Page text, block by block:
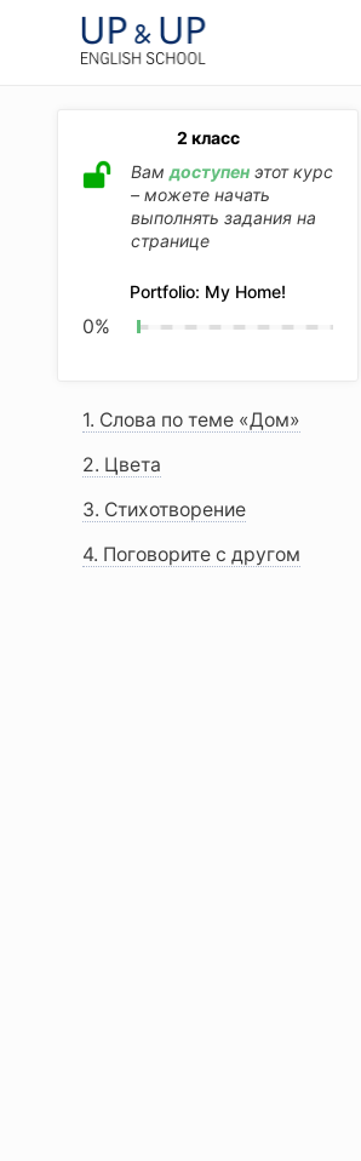
2 класс
Вамдоступен этот курс
– можете начать
выполнять задания на
странице
Portfolio: My Home!
0%
1. Слова по теме «Дом»
2. Цвета
3. Стихотворение
4. Поговорите с другом